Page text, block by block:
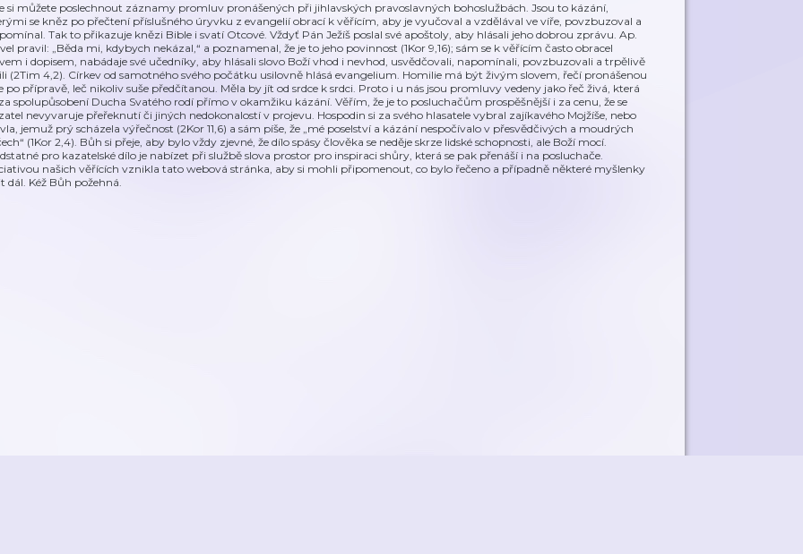
si můžete poslechnout záznamy promluv pronášených při jihlavských pravoslavných bohoslužbách. Jsou to kázání,
se kněz po přečtení příslušného úryvku z evangelií obrací k věřícím, aby je vyučoval a vzdělával ve víře, povzbuzoval a
Tak to přikazuje knězi Bible i svatí Otcové. Vždyť Pán Ježíš poslal své apoštoly, aby hlásali jeho dobrou zprávu. Ap.
pravil: „Běda mi, kdybych nekázal,“ a poznamenal, že je to jeho povinnost (1Kor 9,16); sám se k věřícím často obracel
i dopisem, nabádaje své učedníky, aby hlásali slovo Boží vhod i nevhod, usvědčovali, napomínali, povzbuzovali a trpělivě
(2Tim 4,2). Církev od samotného svého počátku usilovně hlásá evangelium. Homilie má být živým slovem, řečí pronášenou
po přípravě, leč nikoliv suše předčítanou. Měla by jít od srdce k srdci. Proto i u nás jsou promluvy vedeny jako řeč živá, která
spolupůsobení Ducha Svatého rodí přímo v okamžiku kázání. Věřím, že je to posluchačům prospěšnější i za cenu, že se
nevyvaruje přeřeknutí či jiných nedokonalostí v projevu. Hospodin si za svého hlasatele vybral zajíkavého Mojžíše, nebo
jemuž prý scházela výřečnost (2Kor 11,6) a sám píše, že „mé poselství a kázání nespočívalo v přesvědčivých a moudrých
(1Kor 2,4). Bůh si přeje, aby bylo vždy zjevné, že dílo spásy člověka se neděje skrze lidské schopnosti, ale Boží mocí.
pro kazatelské dílo je nabízet při službě slova prostor pro inspiraci shůry, která se pak přenáší i na posluchače.
našich věřících vznikla tato webová stránka, aby si mohli připomenout, co bylo řečeno a případně některé myšlenky
dál. Kéž Bůh požehná.